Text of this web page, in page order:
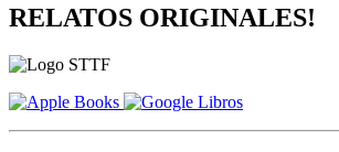
RELATOS ORIGINALES!